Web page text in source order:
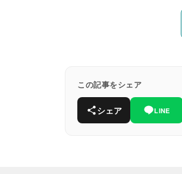
この記事をシェア
シェア LINE